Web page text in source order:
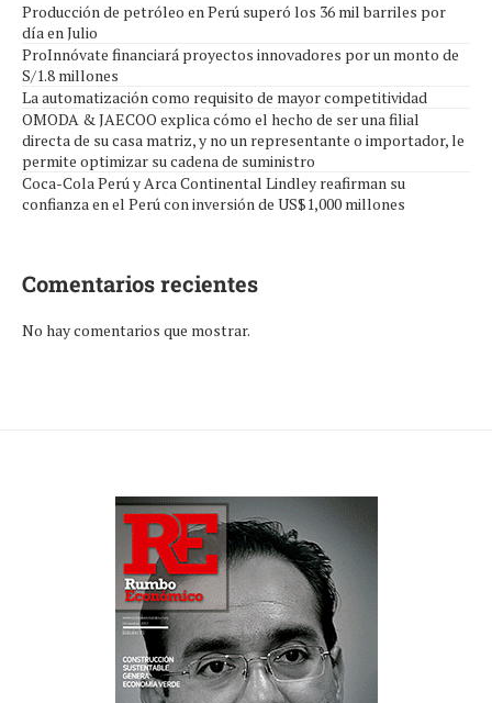
Producción de petróleo en Perú superó los 36 mil barriles por
día en Julio
ProInnóvate financiará proyectos innovadores por un monto de
S/1.8 millones
La automatización como requisito de mayor competitividad
OMODA & JAECOO explica cómo el hecho de ser una filial
directa de su casa matriz, y no un representante o importador, le
permite optimizar su cadena de suministro
Coca-Cola Perú y Arca Continental Lindley reafirman su
confianza en el Perú con inversión de US$1,000 millones
Comentarios recientes
No hay comentarios que mostrar.